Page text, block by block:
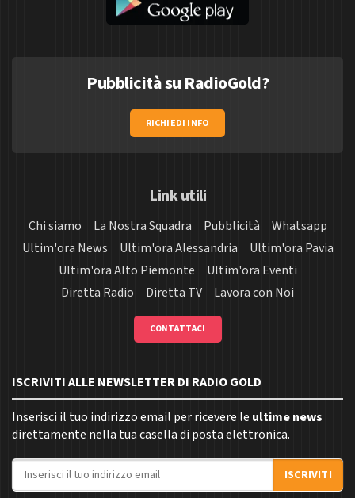
Pubblicità su RadioGold?
RICHIEDI INFO
Link utili
Chi siamo La Nostra Squadra Pubblicità
Whatsapp
Ultim'ora News
Ultim'ora Alessandria
Ultim'ora Pavia
Ultim'ora Alto Piemonte
Ultim'ora Eventi
Diretta Radio
Diretta TV Lavora con Noi
CONTATTACI
ISCRIVITI ALLE NEWSLETTER DI RADIO GOLD
Inserisci il tuo indirizzo email per ricevere le ultime news
direttamente nella tua casella di posta elettronica.
Indirizzo email
ISCRIVITI